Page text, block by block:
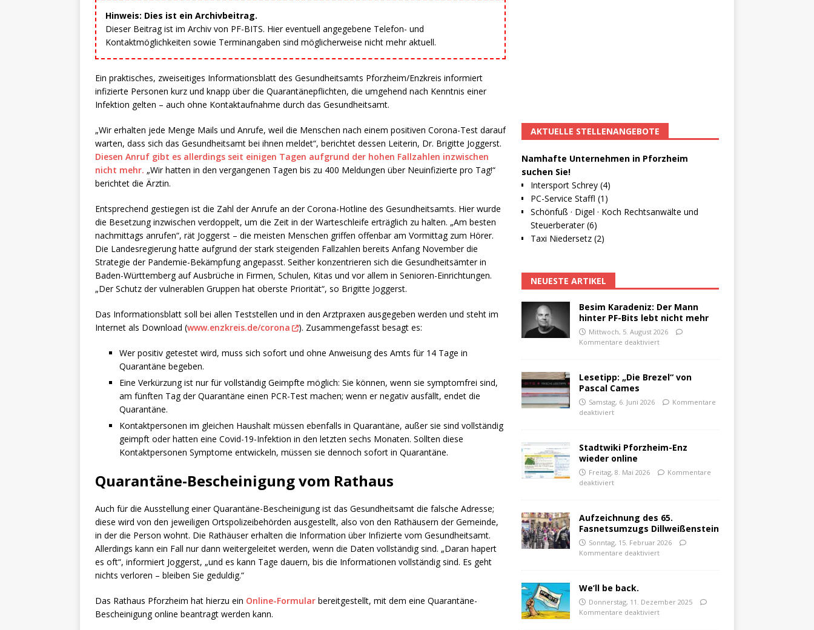
Hinweis: Dies ist ein Archivbeitrag.
Dieser Beitrag ist im Archiv von PF-BITS. Hier eventuell angegebene Telefon- und
Kontaktmöglichkeiten sowie Terminangaben sind möglicherweise nicht mehr aktuell.
Ein praktisches, zweiseitiges Informationsblatt des Gesundheitsamts Pforzheim/Enzkreis informiert
infizierte Personen kurz und knapp über die Quarantänepflichten, die umgehend nach Kenntnis einer
Infektion gelten – auch ohne Kontaktaufnahme durch das Gesundheitsamt.
„Wir erhalten jede Menge Mails und Anrufe, weil die Menschen nach einem positiven Corona-Test darauf
warten, dass sich das Gesundheitsamt bei ihnen meldet“, berichtet dessen Leiterin, Dr. Brigitte Joggerst.
Diesen Anruf gibt es allerdings seit einigen Tagen aufgrund der hohen Fallzahlen inzwischen
nicht mehr. „Wir hatten in den vergangenen Tagen bis zu 400 Meldungen über Neuinfizierte pro Tag!“
berichtet die Ärztin.
Entsprechend gestiegen ist die Zahl der Anrufe an der Corona-Hotline des Gesundheitsamts. Hier wurde
die Besetzung inzwischen verdoppelt, um die Zeit in der Warteschleife erträglich zu halten. „Am besten
nachmittags anrufen“, rät Joggerst – die meisten Menschen griffen offenbar am Vormittag zum Hörer.
Die Landesregierung hatte aufgrund der stark steigenden Fallzahlen bereits Anfang November die
Strategie der Pandemie-Bekämpfung angepasst. Seither konzentrieren sich die Gesundheitsämter in
Baden-Württemberg auf Ausbrüche in Firmen, Schulen, Kitas und vor allem in Senioren-Einrichtungen.
„Der Schutz der vulnerablen Gruppen hat oberste Priorität“, so Brigitte Joggerst.
Das Informationsblatt soll bei allen Teststellen und in den Arztpraxen ausgegeben werden und steht im
Internet als Download (www.enzkreis.de/corona ). Zusammengefasst besagt es:
Wer positiv getestet wird, muss sich sofort und ohne Anweisung des Amts für 14 Tage in
Quarantäne begeben.
Eine Verkürzung ist nur für vollständig Geimpfte möglich: Sie können, wenn sie symptomfrei sind,
am fünften Tag der Quarantäne einen PCR-Test machen; wenn er negativ ausfällt, endet die
Quarantäne.
Kontaktpersonen im gleichen Haushalt müssen ebenfalls in Quarantäne, außer sie sind vollständig
geimpft oder hatten eine Covid-19-Infektion in den letzten sechs Monaten. Sollten diese
Kontaktpersonen Symptome entwickeln, müssen sie dennoch sofort in Quarantäne.
Quarantäne-Bescheinigung vom Rathaus
Auch für die Ausstellung einer Quarantäne-Bescheinigung ist das Gesundheitsamt die falsche Adresse;
diese wird von den jeweiligen Ortspolizeibehörden ausgestellt, also von den Rathäusern der Gemeinde,
in der die Person wohnt. Die Rathäuser erhalten die Information über Infizierte vom Gesundheitsamt.
Allerdings kann ein Fall nur dann weitergeleitet werden, wenn die Daten vollständig sind. „Daran hapert
es oft“, informiert Joggerst, „und es kann Tage dauern, bis die Informationen vollständig sind. Es geht
nichts verloren – bleiben Sie geduldig.“
Das Rathaus Pforzheim hat hierzu ein Online-Formular bereitgestellt, mit dem eine Quarantäne-
Bescheinigung online beantragt werden kann.
AKTUELLE STELLENANGEBOTE
Namhafte Unternehmen in Pforzheim
suchen Sie!
Intersport Schrey (4)
PC-Service Staffl (1)
Schönfuß · Digel · Koch Rechtsanwälte und
Steuerberater (6)
Taxi Niedersetz (2)
NEUESTE ARTIKEL
Besim Karadeniz: Der Mann
hinter PF-Bits lebt nicht mehr
Mittwoch, 5. August 2026
Kommentare deaktiviert
Lesetipp: „Die Brezel“ von
Pascal Cames
Samstag, 6. Juni 2026
Kommentare
deaktiviert
Stadtwiki Pforzheim-Enz
wieder online
Freitag, 8. Mai 2026
Kommentare
deaktiviert
Aufzeichnung des 65.
Fasnetsumzugs Dillweißenstein
Sonntag, 15. Februar 2026
Kommentare deaktiviert
We’ll be back.
Donnerstag, 11. Dezember 2025
Kommentare deaktiviert